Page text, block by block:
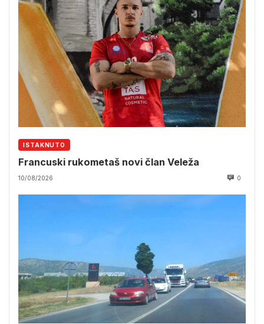
ISTAKNUTO
Francuski rukometaš novi član Veleža
10/08/2026 0